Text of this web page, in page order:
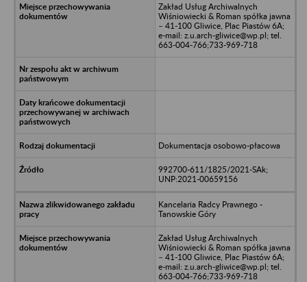
Zakład Usług Archiwalnych
Wiśniowiecki & Roman spółka jawna
– 41-100 Gliwice, Plac Piastów 6A;
e-mail: z.u.arch-gliwice@wp.pl; tel.
663-004-766;733-969-718
Dokumentacja osobowo-płacowa
992700-611/1825/2021-SAk;
UNP:2021-00659156
Kancelaria Radcy Prawnego -
Tanowskie Góry
Zakład Usług Archiwalnych
Wiśniowiecki & Roman spółka jawna
– 41-100 Gliwice, Plac Piastów 6A;
e-mail: z.u.arch-gliwice@wp.pl; tel.
663-004-766;733-969-718